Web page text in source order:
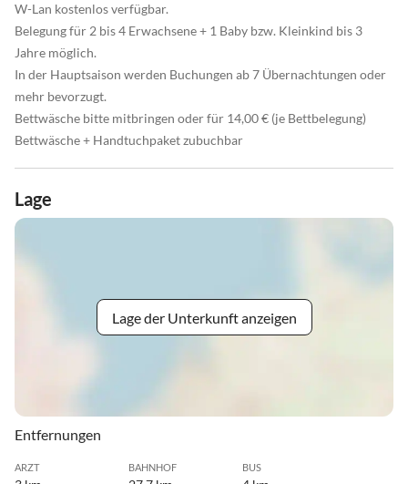
W-Lan kostenlos verfügbar.
Belegung für 2 bis 4 Erwachsene + 1 Baby bzw. Kleinkind bis 3
Jahre möglich.
In der Hauptsaison werden Buchungen ab 7 Übernachtungen oder
mehr bevorzugt.
Bettwäsche bitte mitbringen oder für 14,00 € (je Bettbelegung)
Bettwäsche + Handtuchpaket zubuchbar
Lage
Lage der Unterkunft anzeigen
Entfernungen
ARZT BAHNHOF BUS